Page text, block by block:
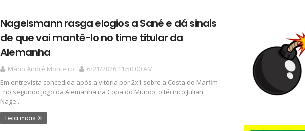
Nagelsmann rasga elogios a Sané e dá sinais
de que vai mantê-lo no time titular da
Alemanha
Mário André Monteiro
6/21/2026 11:50:00 AM
Em entrevista concedida após a vitória por 2x1 sobre a Costa do Marfim
, no segundo jogo da Alemanha na Copa do Mundo, o técnico Julian
Nage...
Leia mais